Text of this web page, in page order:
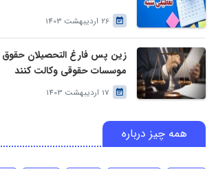
26 اردیبهشت 1403
زین پس فارغ التحصیلان حقوق
موسسات حقوقی وکالت کنند
17 اردیبهشت 1403
همه چیز درباره